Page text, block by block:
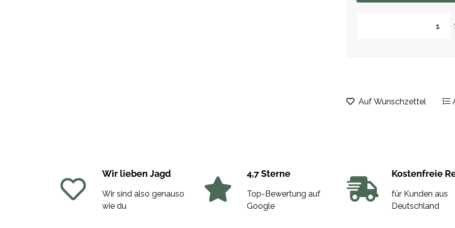
Auf Wunschzettel
Wir lieben Jagd
Wir sind also genauso
wie du
4,7 Sterne
Top-Bewertung auf
Google
Kostenfreie
für Kunden aus
Deutschland